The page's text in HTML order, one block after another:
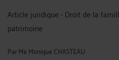
Article juridique - Droit de la
patrimoine
ParMe Monique CHASTEAU